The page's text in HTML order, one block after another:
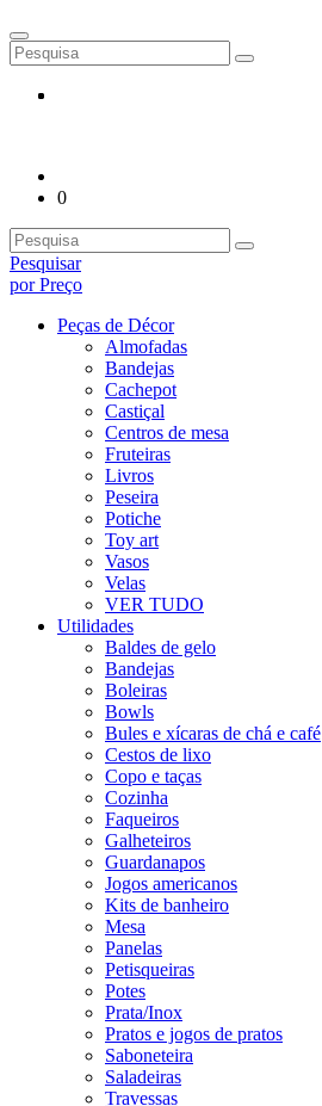
0
Pesquisar
por Preço
Peças de Décor
Almofadas
Bandejas
Cachepot
Castiçal
Centros de mesa
Fruteiras
Livros
Peseira
Potiche
Toy art
Vasos
Velas
VER TUDO
Utilidades
Baldes de gelo
Bandejas
Boleiras
Bowls
Bules e xícaras de chá e café
Cestos de lixo
Copo e taças
Cozinha
Faqueiros
Galheteiros
Guardanapos
Jogos americanos
Kits de banheiro
Mesa
Panelas
Petisqueiras
Potes
Prata/Inox
Pratos e jogos de pratos
Saboneteira
Saladeiras
Travessas